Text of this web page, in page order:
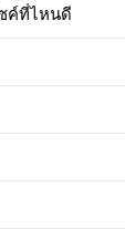
ค์ที่ไหนดี